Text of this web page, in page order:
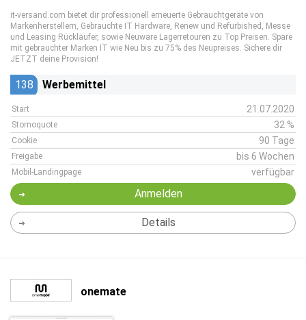
it-versand.com bietet dir professionell erneuerte Gebrauchtgeräte von
Markenherstellern, Gebrauchte IT Hardware, Renew und Refurbished, Messe
und Leasing Rückläufer, sowie Neuware Lagerretouren zu Top Preisen. Spare
mit gebrauchter Marken IT wie Neu bis zu 75% des Neupreises. Sichere dir
JETZT deine Provision!
138 Werbemittel
Start 21.07.2020
Stornoquote 32 %
Cookie 90 Tage
Freigabe bis 6 Wochen
Mobil-Landingpage verfügbar
Anmelden
Details
onemate